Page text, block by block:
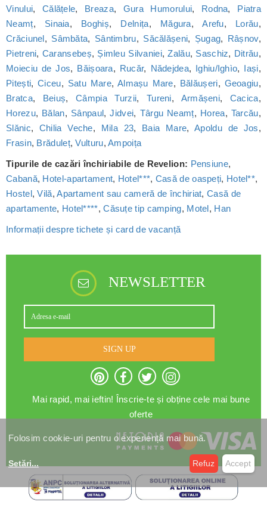
Vinului, Călățele, Breaza, Gura Humorului, Rodna, Piatra
Neamț, Sinaia, Boghiș, Delnița, Măgura,Arefu, Lorău,
Crăciunel, Sâmbăta, Sântimbru, Săcălășeni, Șugag, Râșnov,
Pietreni, Caransebeș, Șimleu Silvaniei,Zalău, Saschiz, Ditrău,
Moieciu de Jos, Băișoara, Rucăr, Nădejdea, Ighiu/Ighìo, Iași,
Pitești,Ciceu, Satu Mare, Almașu Mare, Bălăușeri, Geoagiu,
Bratca, Beiuș, Câmpia Turzii, Tureni, Armășeni, Cacica,
Horezu, Bălan, Sânpaul,Jidvei, Târgu Neamț, Horea, Tarcău,
Slănic, Chilia Veche, Mila 23, Baia Mare,Apoldu de Jos,
Frasin, Brăduleț,Vulturu,Ampoița
Tipurile de cazări închiriabile de Revelion: Pensiune,
Cabană, Hotel-apartament, Hotel***, Casă de oaspeți, Hotel**,
Hostel,Vilă,Apartament sau cameră de închiriat,Casă de
apartamente, Hotel****,Căsuțe tip camping, Motel, Han
Informații despre tichete și card de vacanță
NEWSLETTER
SIGN UP
Mai rapid, mai ieftin! Înscrie-te și obține cele mai bune
oferte
Folosim cookie-uri pentru o experiență mai bună.
Setări... Refuz Accept